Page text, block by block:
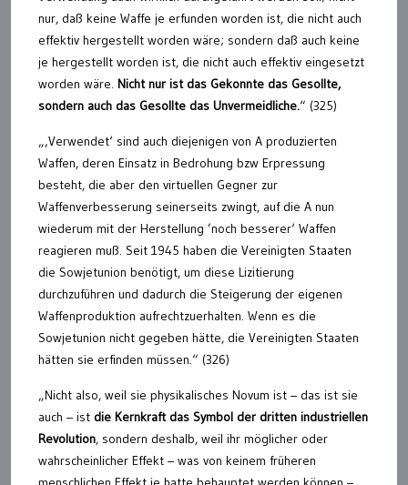
nur, daß keine Waffe je erfunden worden ist, die nicht auch
effektiv hergestellt worden wäre; sondern daß auch keine
je hergestellt worden ist, die nicht auch effektiv eingesetzt
worden wäre. Nicht nur ist das Gekonnte das Gesollte,
sondern auch das Gesollte das Unvermeidliche.“ (325)
„‚Verwendet‘ sind auch diejenigen von A produzierten
Waffen, deren Einsatz in Bedrohung bzw Erpressung
besteht, die aber den virtuellen Gegner zur
Waffenverbesserung seinerseits zwingt, auf die A nun
wiederum mit der Herstellung ’noch besserer‘ Waffen
reagieren muß. Seit 1945 haben die Vereinigten Staaten
die Sowjetunion benötigt, um diese Lizitierung
durchzuführen und dadurch die Steigerung der eigenen
Waffenproduktion aufrechtzuerhalten. Wenn es die
Sowjetunion nicht gegeben hätte, die Vereinigten Staaten
hätten sie erfinden müssen.“ (326)
„Nicht also, weil sie physikalisches Novum ist – das ist sie
auch – ist die Kernkraft das Symbol der dritten industriellen
Revolution, sondern deshalb, weil ihr möglicher oder
wahrscheinlicher Effekt – was von keinem früheren